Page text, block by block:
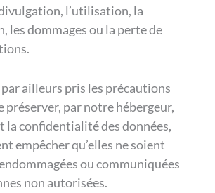
l’utilisation, la
les dommages ou la perte de
ailleurs pris les précautions
préserver, par notre hébergeur,
la confidentialité des données,
empêcher qu’elles ne soient
ou communiquées
non autorisées.